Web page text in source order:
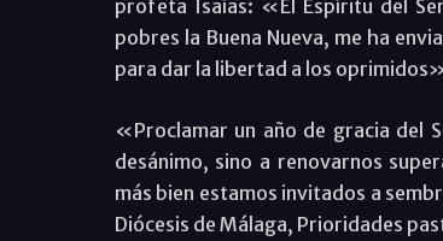
profeta Isaías: «El Espíritu del
pobres la Buena Nueva, me ha
para dar la libertad a los
«Proclamar un año de gracia del
desánimo, sino a renovarnos
más bien estamos invitados a
Diócesis de Málaga, Prioridades